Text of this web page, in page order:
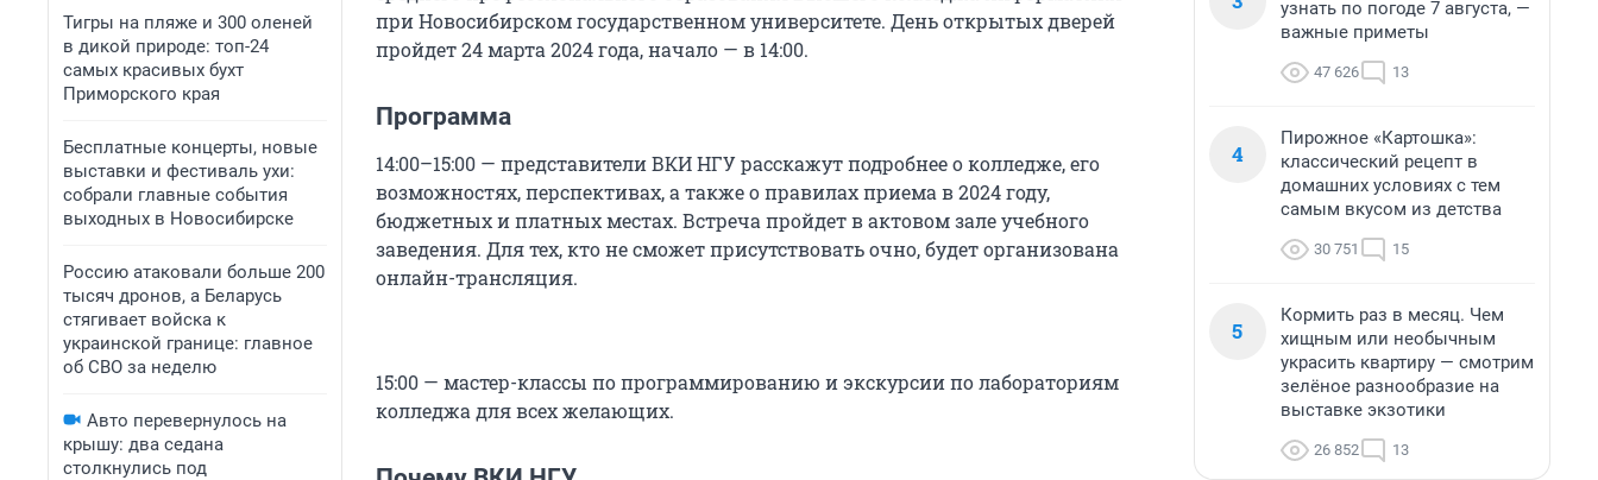
Тигры на пляже и 300 оленей
в дикой природе: топ-24
самых красивых бухт
Приморского края
Бесплатные концерты, новые
выставки и фестиваль ухи:
собрали главные события
выходных в Новосибирске
Россию атаковали больше 200
тысяч дронов, а Беларусь
стягивает войска к
украинской границе: главное
об СВО за неделю
Авто перевернулось на
крышу: два седана
столкнулись под
при Новосибирском государственном университете. День открытых дверей
пройдет 24 марта 2024 года, начало — в 14:00.
Программа
14:00–15:00 — представители ВКИ НГУ расскажут подробнее о колледже, его
возможностях, перспективах, а также о правилах приема в 2024 году,
бюджетных и платных местах. Встреча пройдет в актовом зале учебного
заведения. Для тех, кто не сможет присутствовать очно, будет организована
онлайн-трансляция.
15:00 — мастер-классы по программированию и экскурсии по лабораториям
колледжа для всех желающих.
узнать по погоде 7 августа, —
важные приметы
47 626 13
4
Пирожное «Картошка»:
классический рецепт в
домашних условиях с тем
самым вкусом из детства
30 751 15
5
Кормить раз в месяц. Чем
хищным или необычным
украсить квартиру — смотрим
зелёное разнообразие на
выставке экзотики
26 852 13